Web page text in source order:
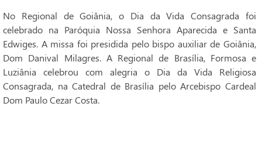
No Regional de Goiânia, o Dia da Vida Consagrada foi
celebrado na Paróquia Nossa Senhora Aparecida e Santa
Edwiges. A missa foi presidida pelo bispo auxiliar de Goiânia,
Dom Danival Milagres. A Regional de Brasília, Formosa e
Luziânia celebrou com alegria o Dia da Vida Religiosa
Consagrada, na Catedral de Brasília pelo Arcebispo Cardeal
Dom Paulo Cezar Costa.